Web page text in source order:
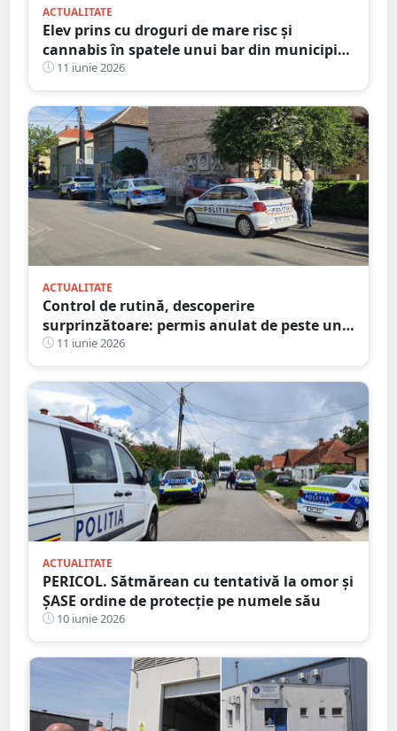
ACTUALITATE
Elev prins cu droguri de mare risc și
cannabis în spatele unui bar din municipiul
Satu Mare
11 iunie 2026
ACTUALITATE
Control de rutină, descoperire
surprinzătoare: permis anulat de peste un
deceniu și autoturism fără drept de
circulație
11 iunie 2026
ACTUALITATE
PERICOL. Sătmărean cu tentativă la omor și
ȘASE ordine de protecție pe numele său
10 iunie 2026